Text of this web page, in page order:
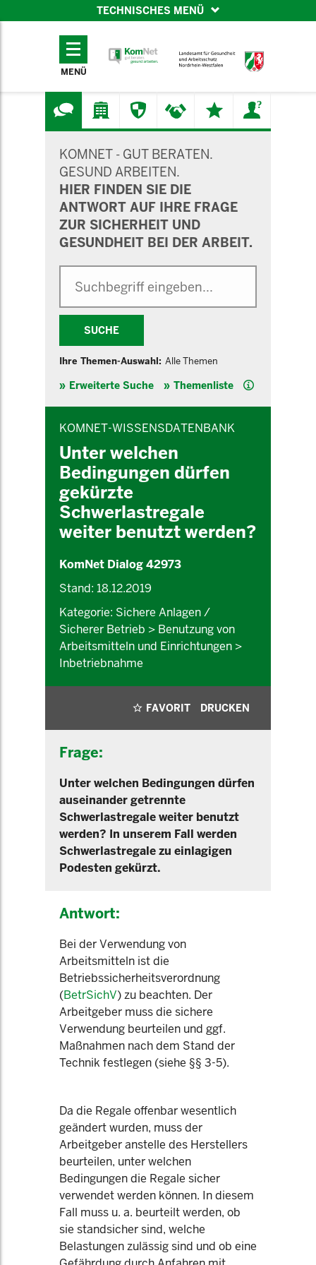
TECHNISCHES MENÜ
TECHNISCHES
MENÜ
KOMNET - GUT BERATEN.
GESUND ARBEITEN.
HIER FINDEN SIE DIE
ANTWORT AUF IHRE FRAGE
ZUR SICHERHEIT UND
GESUNDHEIT BEI DER ARBEIT.
SUCHE
Ihre Themen-Auswahl: Alle Themen
Erweiterte Suche Themenliste Hilfe
KOMNET-WISSENSDATENBANK
Unter welchen
Bedingungen dürfen
gekürzte
Schwerlastregale
weiter benutzt werden?
KomNet Dialog 42973
Stand: 18.12.2019
Kategorie: Sichere Anlagen /
Sicherer Betrieb > Benutzung von
Arbeitsmitteln und Einrichtungen >
Inbetriebnahme
FAVORIT DRUCKEN
Frage:
Unter welchen Bedingungen dürfen
auseinander getrennte
Schwerlastregale weiter benutzt
werden? In unserem Fall werden
Schwerlastregale zu einlagigen
Podesten gekürzt.
Antwort:
Bei der Verwendung von
Arbeitsmitteln ist die
Betriebssicherheitsverordnung
(BetrSichV) zu beachten. Der
Arbeitgeber muss die sichere
Verwendung beurteilen und ggf.
Maßnahmen nach dem Stand der
Technik festlegen (siehe §§ 3-5).
Da die Regale offenbar wesentlich
geändert wurden, muss der
Arbeitgeber anstelle des Herstellers
beurteilen, unter welchen
Bedingungen die Regale sicher
verwendet werden können. In diesem
Fall muss u. a. beurteilt werden, ob
sie standsicher sind, welche
Belastungen zulässig sind und ob eine